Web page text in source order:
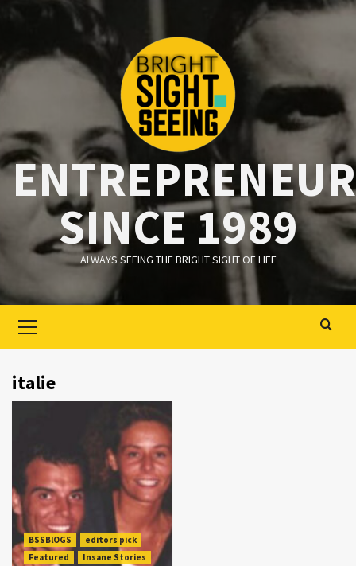
inhoud
SINCE 1989
ALWAYS SEEING THE BRIGHT SIGHT OF LIFE
menu
italie
BSSBlOGS
editors pick
Featured
Insane Stories